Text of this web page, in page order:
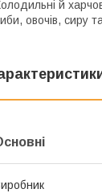
й
овочів, сиру